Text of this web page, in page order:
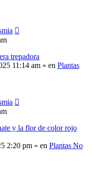
trepadora
11:14 am » en Plantas
y la flor de color rojo
2:20 pm » en Plantas No